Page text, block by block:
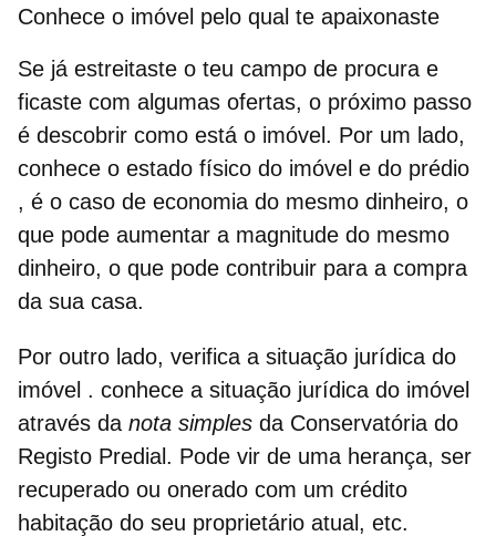
Conhece o imóvel pelo qual te apaixonaste
Se já estreitaste o teu campo de procura e
ficaste com algumas ofertas, o próximo passo
é descobrir como está o imóvel. Por um lado,
conhece o estado físico do imóvel e do prédio
, é o caso de economia do mesmo dinheiro, o
que pode aumentar a magnitude do mesmo
dinheiro, o que pode contribuir para a compra
da sua casa.
Por outro lado, verifica a situação jurídica do
imóvel . conhece a situação jurídica do imóvel
através da nota simples da Conservatória do
Registo Predial. Pode vir de uma herança, ser
recuperado ou onerado com um crédito
habitação do seu proprietário atual, etc.